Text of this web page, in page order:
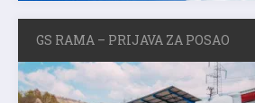
GS RAMA – PRIJAVA ZA POSAO